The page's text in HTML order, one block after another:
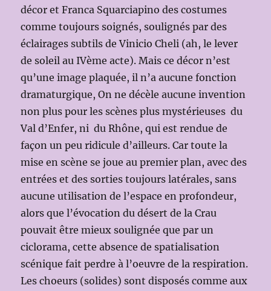
décor et Franca Squarciapino des costumes
comme toujours soignés, soulignés par des
éclairages subtils de Vinicio Cheli (ah, le lever
de soleil au IVème acte). Mais ce décor n’est
qu’une image plaquée, il n’a aucune fonction
dramaturgique, On ne décèle aucune invention
non plus pour les scènes plus mystérieuses du
Val d’Enfer, ni du Rhône, qui est rendue de
façon un peu ridicule d’ailleurs. Car toute la
mise en scène se joue au premier plan, avec des
entrées et des sorties toujours latérales, sans
aucune utilisation de l’espace en profondeur,
alors que l’évocation du désert de la Crau
pouvait être mieux soulignée que par un
ciclorama, cette absence de spatialisation
scénique fait perdre à l’oeuvre de la respiration.
Les choeurs (solides) sont disposés comme aux